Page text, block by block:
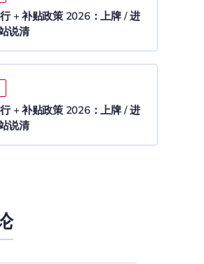
+ 补贴政策 2026：上牌 / 进
说清
+ 补贴政策 2026：上牌 / 进
说清